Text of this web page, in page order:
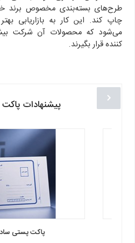
طرح‌های بسته‌بندی مخصوص برند
چاپ کند. این کار به بازاریابی
می‌شود که محصولات آن شرکت
کننده قرار بگیرند.
پیشنهادات
پاکت حبابدار آدرس